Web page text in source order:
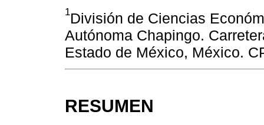
1División de Ciencias
Autónoma Chapingo.
Estado de México, México.
RESUMEN